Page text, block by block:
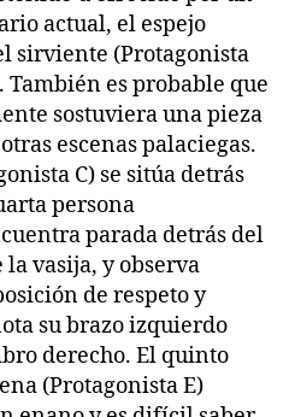
actual, el espejo
sirviente (Protagonista
También es probable que
sostuviera una pieza
escenas palaciegas.
C) se sitúa detrás
persona
parada detrás del
vasija, y observa
de respeto y
su brazo izquierdo
derecho. El quinto
(Protagonista E)